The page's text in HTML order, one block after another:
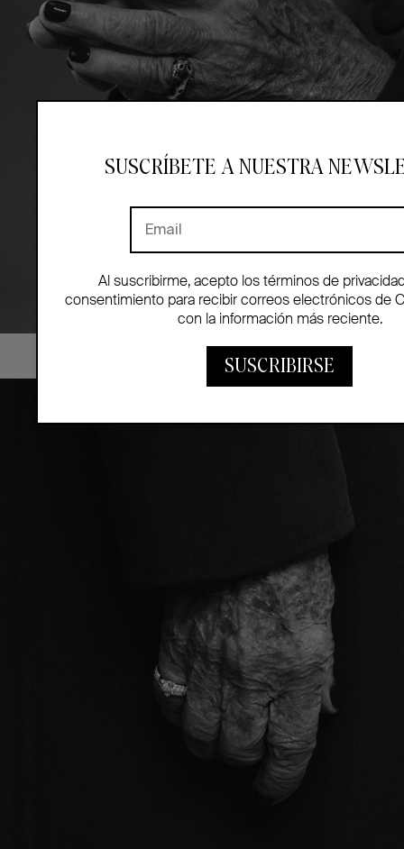
SUSCRÍBETE A NUESTRA
Al suscribirme, acepto los términos de
consentimiento para recibir correos electrónicos de
con la información más reciente.
SUSCRIBIRSE